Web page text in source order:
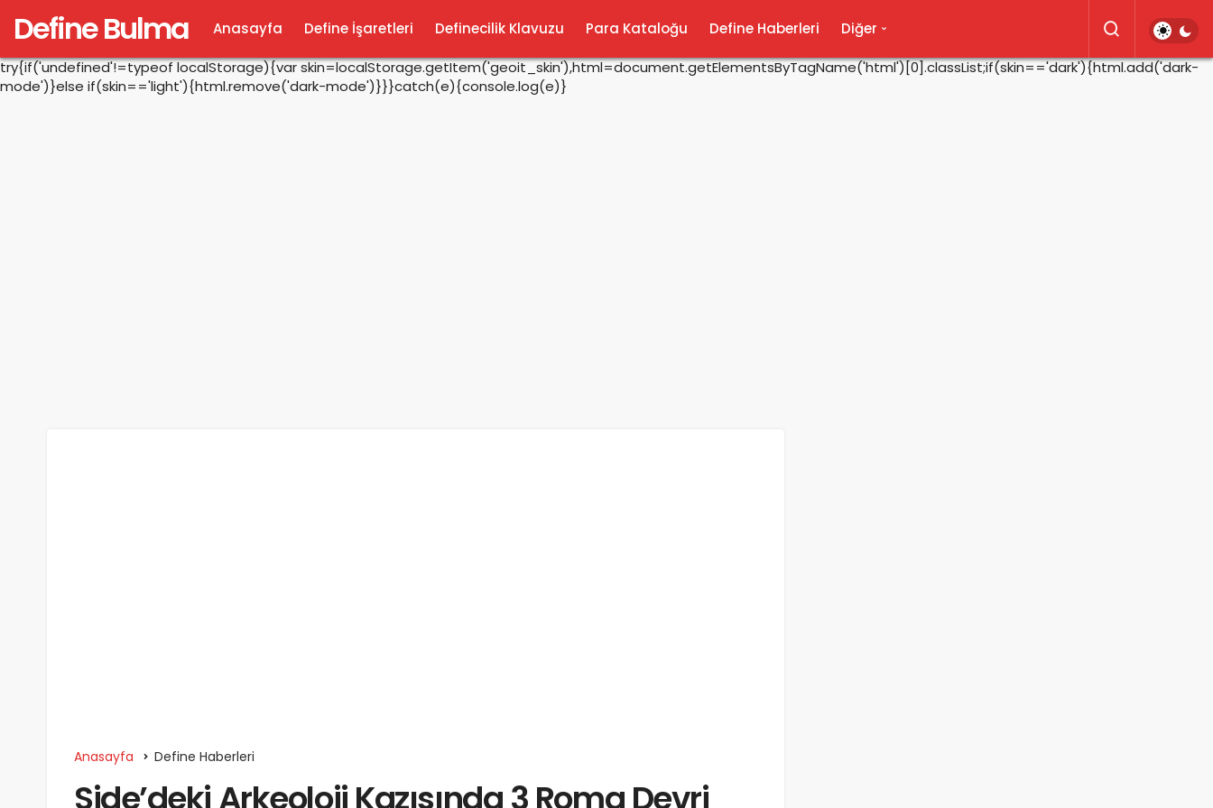
try{if('undefined'!=typeof localStorage){var skin=localStorage.getItem('geoit_skin'),html=document.getElementsByTagName('html')[0].classList;if(skin=='dark'){html.add('dark-
mode')}else if(skin=='light'){html.remove('dark-mode')}}}catch(e){console.log(e)}
Define Bulma Anasayfa Define İşaretleri Definecilik Klavuzu Para Kataloğu Define Haberleri Diğer
Anasayfa Define Haberleri
Side’deki Arkeoloji Kazısında 3 Roma Devri